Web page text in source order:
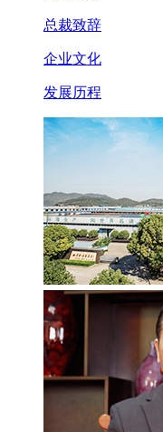
总裁致辞
企业文化
发展历程